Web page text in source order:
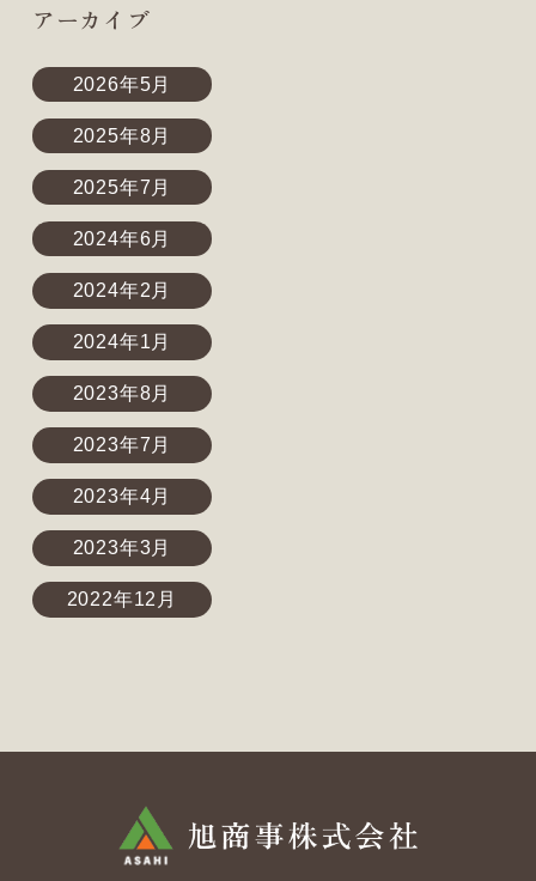
アーカイブ
2026年5月
2025年8月
2025年7月
2024年6月
2024年2月
2024年1月
2023年8月
2023年7月
2023年4月
2023年3月
2022年12月